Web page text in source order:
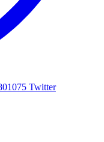
Twitter